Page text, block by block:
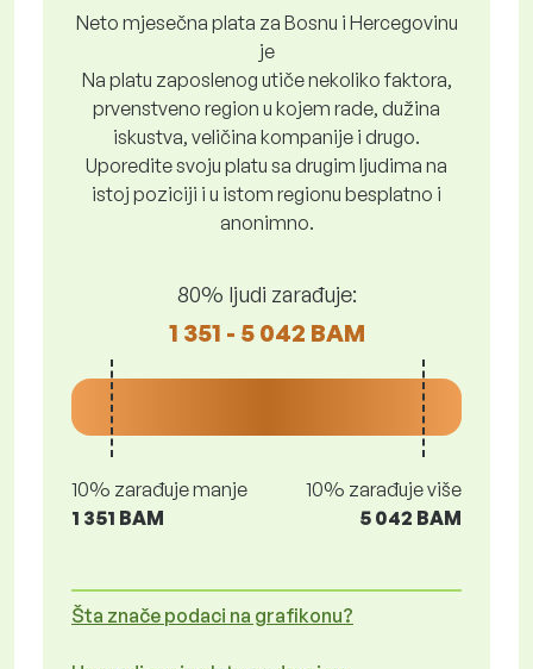
Neto mjesečna plata za Bosnu i Hercegovinu
je
Na platu zaposlenog utiče nekoliko faktora,
prvenstveno region u kojem rade, dužina
iskustva, veličina kompanije i drugo.
Uporedite svoju platu sa drugim ljudima na
istoj poziciji i u istom regionu besplatno i
anonimno.
80% ljudi zarađuje:
1 351 - 5 042 BAM
10% zarađuje manje
1 351 BAM
10% zarađuje više
5 042 BAM
Šta znače podaci na grafikonu?